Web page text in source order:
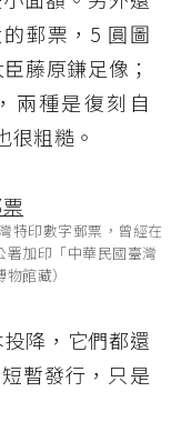
郵票，5 圓圖
藤原鎌足像；
兩種是復刻自
很粗糙。
特印數字郵票，曾經在
署加印「中華民國臺灣
館藏）
降，它們都還
暫發行，只是